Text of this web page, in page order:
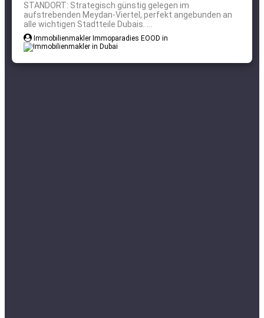
STANDORT: Strategisch günstig gelegen im
aufstrebenden Meydan-Viertel, perfekt angebunden an
alle wichtigen Stadtteile Dubais. ...
Immobilienmakler Immoparadies EOOD in